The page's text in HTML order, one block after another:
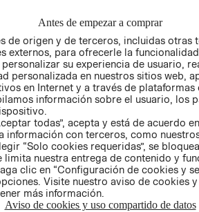
TRANSPARENCIA
Y ÉTICA (INGLÉS)
COMERCIO - SIC
PETICIONES
QUEJAS Y
RECLAMOS
Antes de empezar a comprar
de origen y de terceros, incluidas otras
externos, para ofrecerle la
su experiencia de usuario,
personalizada en nuestros sitios web,
en Internet y a través de plataformas
información sobre el usuario, los
todas”, acepta y está de acuerdo
información con terceros, como
“Solo cookies requeridas”, se
limita nuestra entrega de contenido y
clic en “Configuración de cookies y
Visite nuestro aviso de cookies
más información.
Aviso de cookies y uso compartido de datos